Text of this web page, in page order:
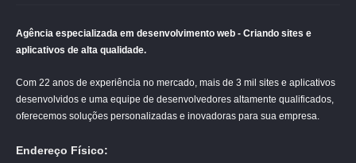
Agência especializada em desenvolvimento web - Criando sites e
aplicativos de alta qualidade.
Com 22 anos de experiência no mercado, mais de 3 mil sites e aplicativos
desenvolvidos e uma equipe de desenvolvedores altamente qualificados,
oferecemos soluções personalizadas e inovadoras para sua empresa.
Endereço Físico: